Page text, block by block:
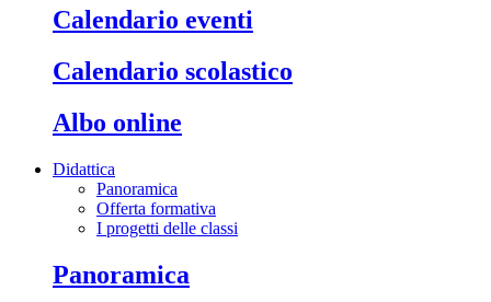
calendario eventi
calendario scolastico
albo online
Didattica
Panoramica
Offerta formativa
I progetti delle classi
panoramica